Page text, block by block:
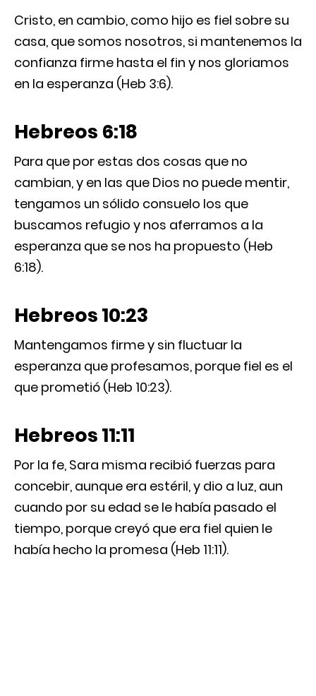
Cristo, en cambio, como hijo es fiel sobre su
casa, que somos nosotros, si mantenemos la
confianza firme hasta el fin y nos gloriamos
en la esperanza (Heb 3:6).
Hebreos 6:18
Para que por estas dos cosas que no
cambian, y en las que Dios no puede mentir,
tengamos un sólido consuelo los que
buscamos refugio y nos aferramos a la
esperanza que se nos ha propuesto (Heb
6:18).
Hebreos 10:23
Mantengamos firme y sin fluctuar la
esperanza que profesamos, porque fiel es el
que prometió (Heb 10:23).
Hebreos 11:11
Por la fe, Sara misma recibió fuerzas para
concebir, aunque era estéril, y dio a luz, aun
cuando por su edad se le había pasado el
tiempo, porque creyó que era fiel quien le
había hecho la promesa (Heb 11:11).